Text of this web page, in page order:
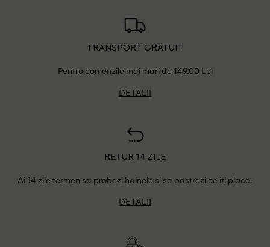
TRANSPORT GRATUIT
Pentru comenzile mai mari de 149.00 Lei
DETALII
RETUR 14 ZILE
Ai 14 zile termen sa probezi hainele si sa pastrezi ce iti place.
DETALII